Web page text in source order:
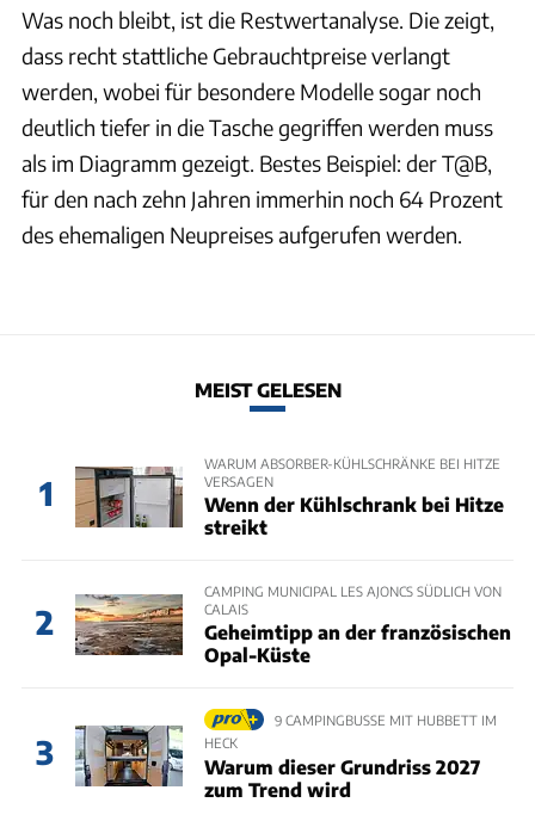
Was noch bleibt, ist die Restwertanalyse. Die zeigt,
dass recht stattliche Gebrauchtpreise verlangt
werden, wobei für besondere Modelle sogar noch
deutlich tiefer in die Tasche gegriffen werden muss
als im Diagramm gezeigt. Bestes Beispiel: der T@B,
für den nach zehn Jahren immerhin noch 64 Prozent
des ehemaligen Neupreises aufgerufen werden.
MEIST GELESEN
1
WARUM ABSORBER-KÜHLSCHRÄNKE BEI HITZE
VERSAGEN
Wenn der Kühlschrank bei Hitze
streikt
2
CAMPING MUNICIPAL LES AJONCS SÜDLICH VON
CALAIS
Geheimtipp an der französischen
Opal-Küste
3
9 CAMPINGBUSSE MIT HUBBETT IM
HECK
Warum dieser Grundriss 2027
zum Trend wird